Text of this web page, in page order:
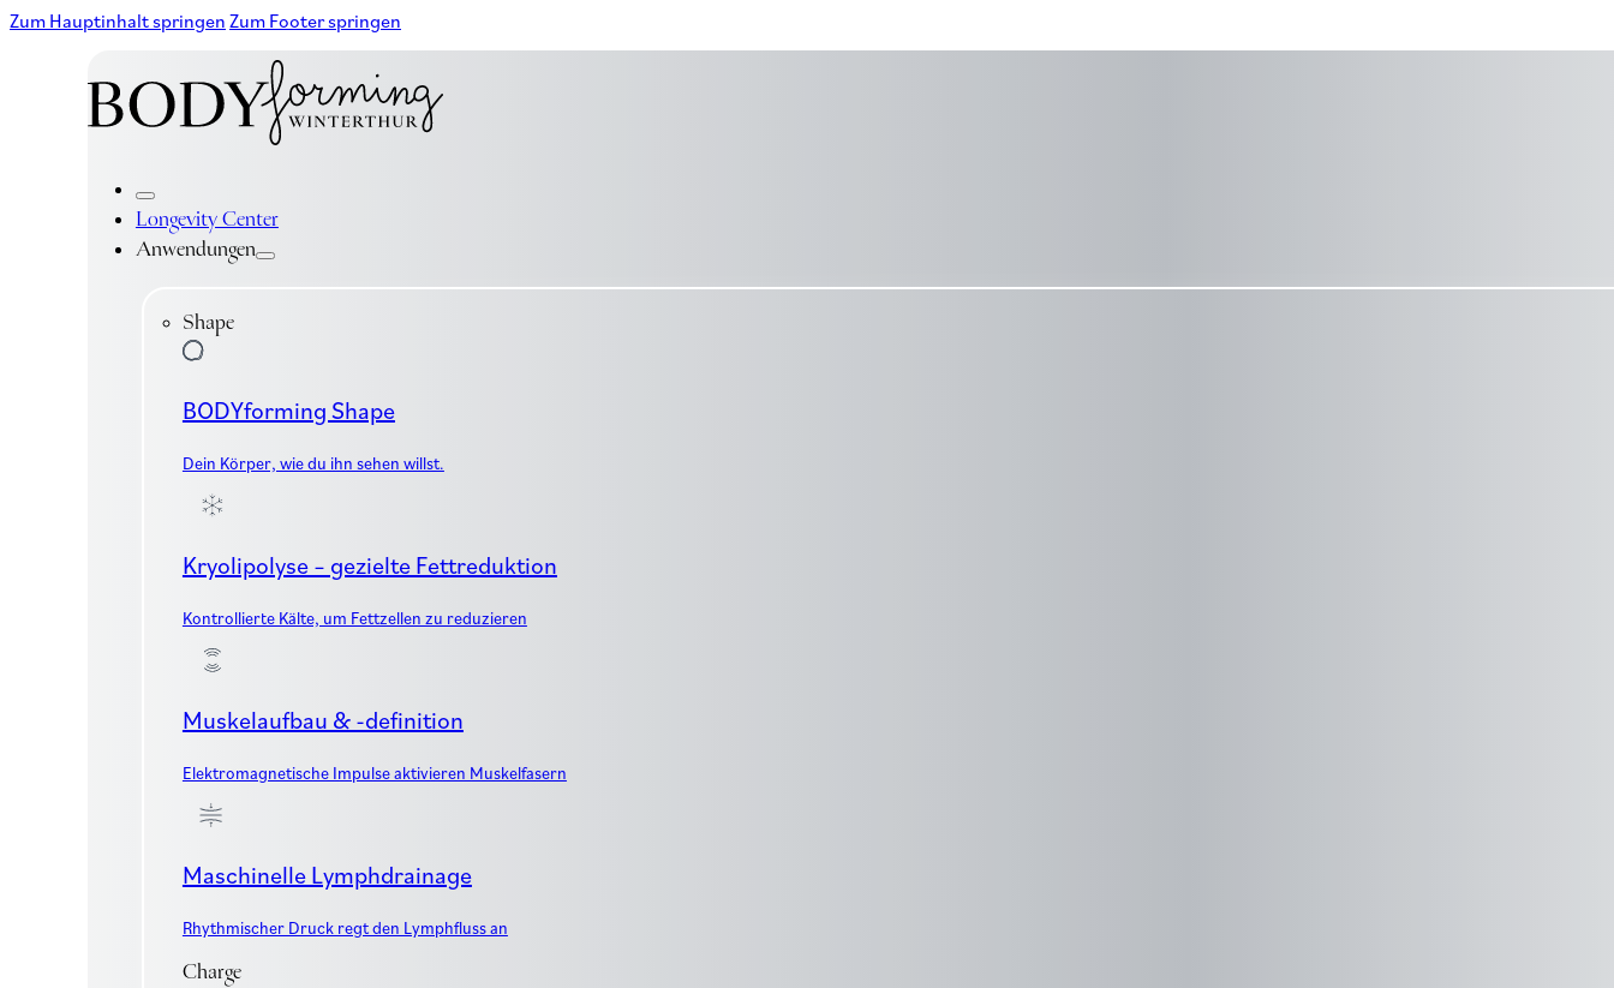
Zum Hauptinhalt springenZum Footer springen
Longevity Center
Anwendungen
Shape
BODYforming Shape
Dein Körper, wie du ihn sehen willst.
Kryolipolyse – gezielte Fettreduktion
Kontrollierte Kälte, um Fettzellen zu reduzieren
Muskelaufbau & -definition
Elektromagnetische Impulse aktivieren Muskelfasern
Maschinelle Lymphdrainage
Rhythmischer Druck regt den Lymphfluss an
Charge